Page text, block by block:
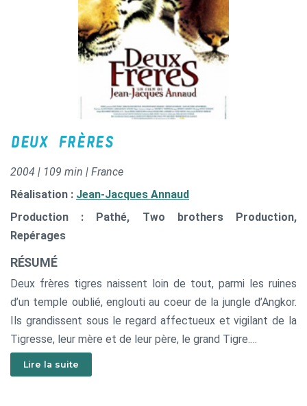
DEUX FRÈRES
2004 | 109 min | France
Réalisation : Jean-Jacques Annaud
Production : Pathé, Two brothers Production,
Repérages
RÉSUMÉ
Deux frères tigres naissent loin de tout, parmi les ruines
d’un temple oublié, englouti au coeur de la jungle d’Angkor.
Ils grandissent sous le regard affectueux et vigilant de la
Tigresse, leur mère et de leur père, le grand Tigre.
Hélas, en ce début des années 1920, la fièvre de l’Art
Asiatique s’empare des grandes capitales occidentales.
Lire la suite